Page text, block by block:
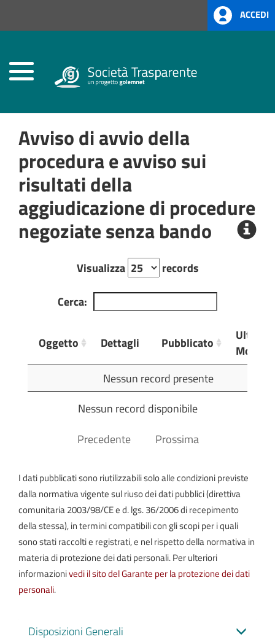
ACCEDI
Trasparente
Avviso di avvio della
procedura e avviso sui
risultati della
aggiudicazione di procedure
negoziate senza bando
Visualizza
records
Cerca:
Oggetto Dettagli Pubblicato
Ultima
Dettagli Pubblicato
Nessun record presente
Nessun record disponibile
Precedente
Prossima
I dati pubblicati sono riutilizzabili solo alle condizioni previste
dalla normativa vigente sul riuso dei dati pubblici (direttiva
comunitaria 2003/98/CE e d. lgs. 36/2006 di recepimento
della stessa), in termini compatibili con gli scopi per i quali
sono stati raccolti e registrati, e nel rispetto della normativa in
materia di protezione dei dati personali. Per ulteriori
informazionivedi il sito del Garante per la protezione dei dati
personali.
Disposizioni Generali